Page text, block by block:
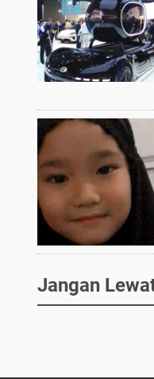
Jangan